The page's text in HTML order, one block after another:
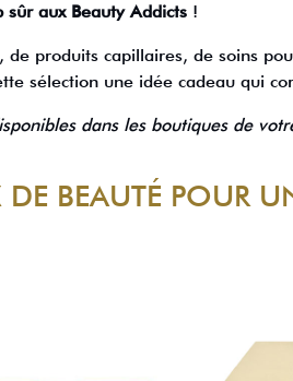
aux Beauty Addicts !
de produits capillaires, de soins
sélection une idée cadeau qui
dans les boutiques de
DE BEAUTÉ POUR